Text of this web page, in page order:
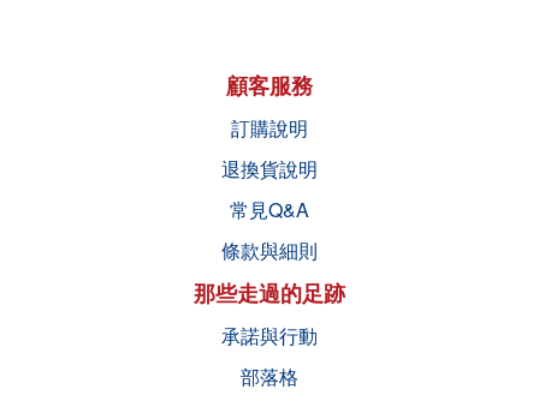
顧客服務
訂購說明
退換貨說明
常見Q&A
條款與細則
那些走過的足跡
承諾與行動
部落格